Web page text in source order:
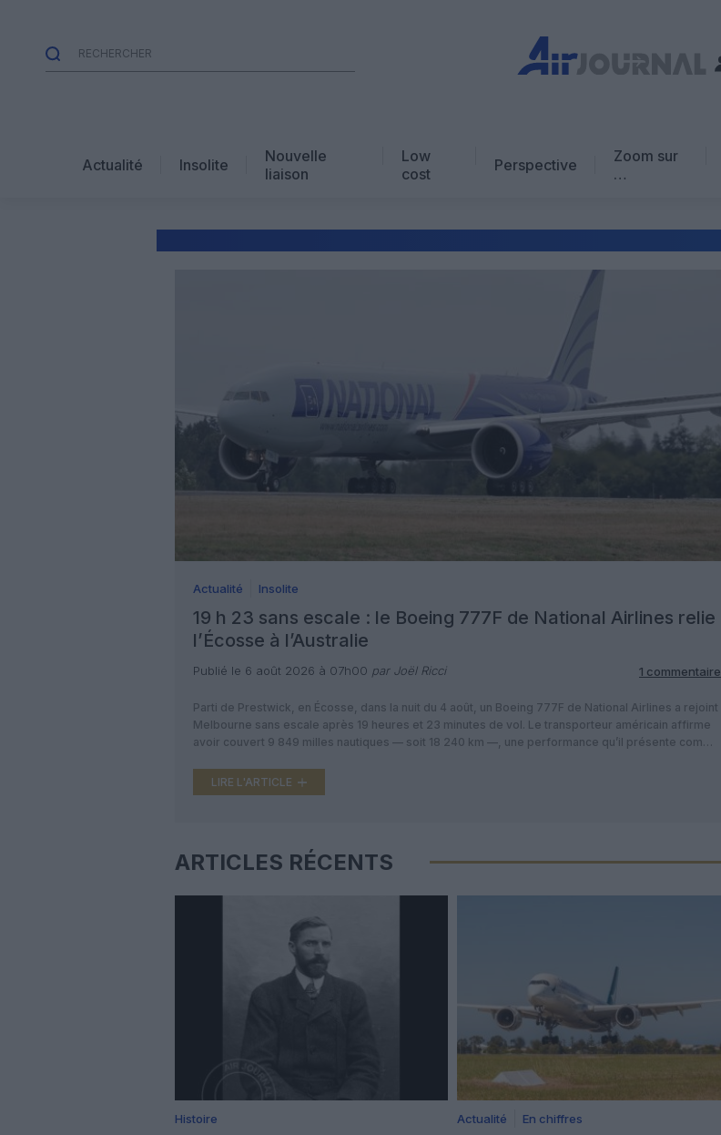
Actualité Insolite
Nouvelle
liaison
Low
cost
Perspective
Zoom sur
…
Actualité Insolite
19 h 23 sans escale : le Boeing 777F de National Airlines relie
l’Écosse à l’Australie
Publié le 6 août 2026 à 07h00 par Joël Ricci 1 commentaire
Parti de Prestwick, en Écosse, dans la nuit du 4 août, un Boeing 777F de National Airlines a rejoint
Melbourne sans escale après 19 heures et 23 minutes de vol. Le transporteur américain affirme
avoir couvert 9 849 milles nautiques — soit 18 240 km —, une performance qu’il présente comme
LIRE L'ARTICLE
ARTICLES RÉCENTS
Histoire Actualité En chiffres